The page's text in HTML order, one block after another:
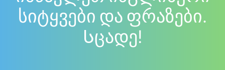
სიტყვები და ფრაზები.
Სცადე!